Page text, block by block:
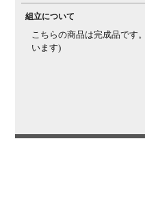
組立について
こちらの商品は完成品です
います)